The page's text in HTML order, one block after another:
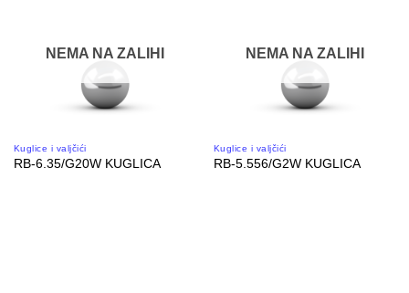
NEMA NA ZALIHI
Kuglice i valjčići
RB-6.35/G20W KUGLICA
NEMA NA ZALIHI
Kuglice i valjčići
RB-5.556/G2W KUGLICA